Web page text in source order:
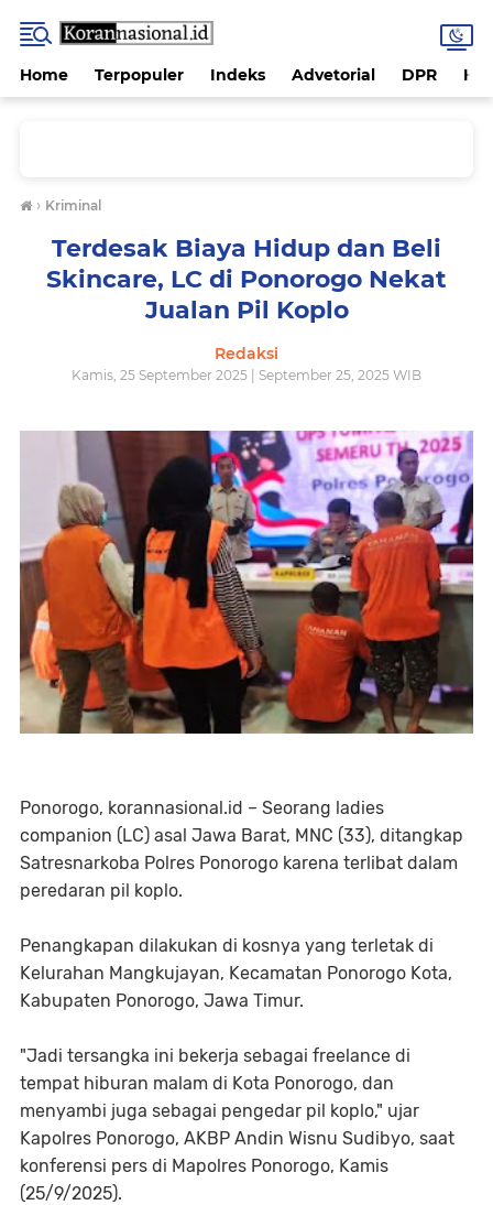
Home Terpopuler Indeks Advetorial DPR
› Kriminal
Terdesak Biaya Hidup dan Beli
Skincare, LC di Ponorogo Nekat
Jualan Pil Koplo
Redaksi
Kamis, 25 September 2025 | September 25, 2025 WIB
Ponorogo, korannasional.id – Seorang ladies
companion (LC) asal Jawa Barat, MNC (33), ditangkap
Satresnarkoba Polres Ponorogo karena terlibat dalam
peredaran pil koplo.
Penangkapan dilakukan di kosnya yang terletak di
Kelurahan Mangkujayan, Kecamatan Ponorogo Kota,
Kabupaten Ponorogo, Jawa Timur.
"Jadi tersangka ini bekerja sebagai freelance di
tempat hiburan malam di Kota Ponorogo, dan
menyambi juga sebagai pengedar pil koplo," ujar
Kapolres Ponorogo, AKBP Andin Wisnu Sudibyo, saat
konferensi pers di Mapolres Ponorogo, Kamis
(25/9/2025).